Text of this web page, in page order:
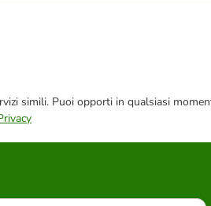
simili. Puoi opporti in qualsiasi